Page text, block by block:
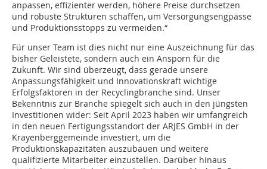
anpassen, effizienter werden, höhere Preise durchsetzen
und robuste Strukturen schaffen, um Versorgungsengpässe
und Produktionsstopps zu vermeiden.“
Für unser Team ist dies nicht nur eine Auszeichnung für das
bisher Geleistete, sondern auch ein Ansporn für die
Zukunft. Wir sind überzeugt, dass gerade unsere
Anpassungsfähigkeit und Innovationskraft wichtige
Erfolgsfaktoren in der Recyclingbranche sind. Unser
Bekenntnis zur Branche spiegelt sich auch in den jüngsten
Investitionen wider: Seit April 2023 haben wir umfangreich
in den neuen Fertigungsstandort der ARJES GmbH in der
Krayenberggemeinde investiert, um die
Produktionskapazitäten auszubauen und weitere
qualifizierte Mitarbeiter einzustellen. Darüber hinaus